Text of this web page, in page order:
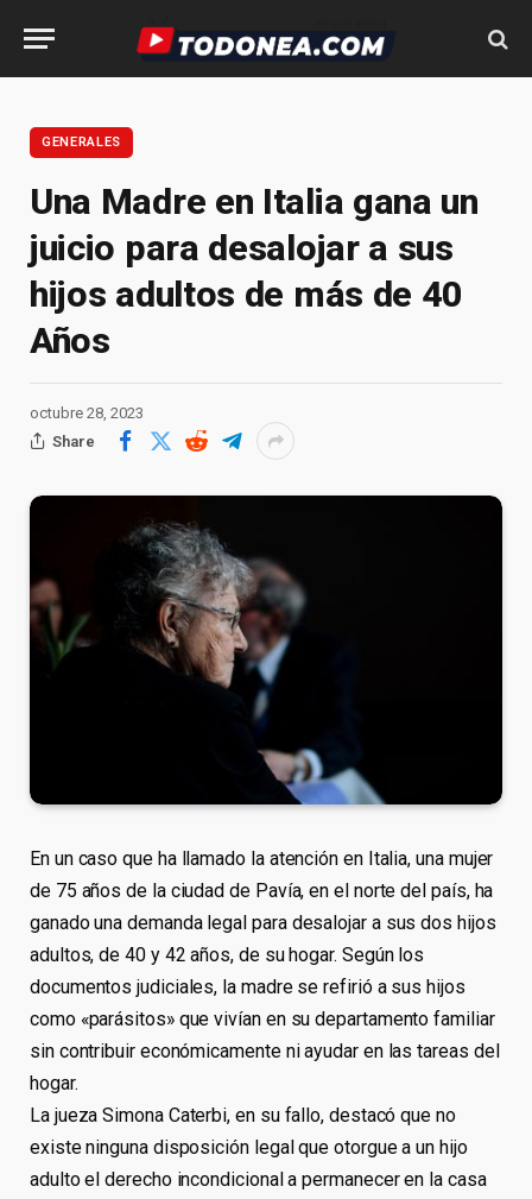
GENERALES
Una Madre en Italia gana un
juicio para desalojar a sus
hijos adultos de más de 40
Años
octubre 28, 2023
Share
En un caso que ha llamado la atención en Italia, una mujer
de 75 años de la ciudad de Pavía, en el norte del país, ha
ganado una demanda legal para desalojar a sus dos hijos
adultos, de 40 y 42 años, de su hogar. Según los
documentos judiciales, la madre se refirió a sus hijos
como «parásitos» que vivían en su departamento familiar
sin contribuir económicamente ni ayudar en las tareas del
hogar.
La jueza Simona Caterbi, en su fallo, destacó que no
existe ninguna disposición legal que otorgue a un hijo
adulto el derecho incondicional a permanecer en la casa